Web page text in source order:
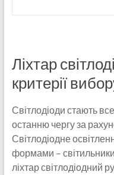
Ліхтар
критерії
Світлодіоди стають
останню чергу за
Світлодіодне
формами –
ліхтар світлодіодний